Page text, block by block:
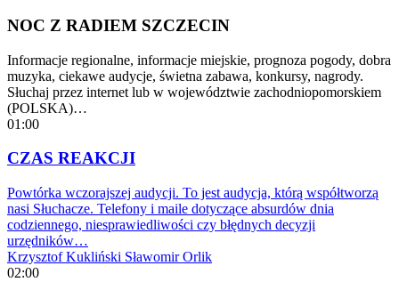
NOC Z RADIEM SZCZECIN
Informacje regionalne, informacje miejskie, prognoza pogody, dobra
muzyka, ciekawe audycje, świetna zabawa, konkursy, nagrody.
Słuchaj przez internet lub w województwie zachodniopomorskiem
(POLSKA)…
01:00
CZAS REAKCJI
Powtórka wczorajszej audycji. To jest audycja, którą współtworzą
nasi Słuchacze. Telefony i maile dotyczące absurdów dnia
codziennego, niesprawiedliwości czy błędnych decyzji
urzędników…
Krzysztof Kukliński Sławomir Orlik
02:00